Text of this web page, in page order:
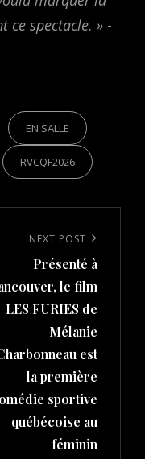
ce spectacle. » -
EN SALLE
RVCQF2026
NEXT POST
Présenté à
le film
LES FURIES de
Mélanie
est
la première
sportive
québécoise au
féminin